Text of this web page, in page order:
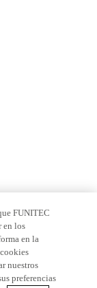
FUNITEC
en los
en la
nuestros
preferencias